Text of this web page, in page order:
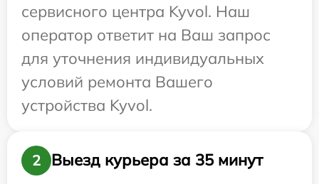
сервисного центра Kyvol. Наш
оператор ответит на Ваш запрос
для уточнения индивидуальных
условий ремонта Вашего
устройства Kyvol.
2
Выезд курьера за 35 минут